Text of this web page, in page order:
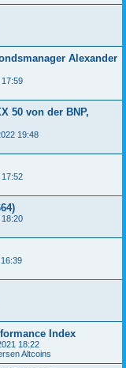
Alexander
17:59
50 von der BNP,
19:48
17:52
Index
18:22
Altcoins